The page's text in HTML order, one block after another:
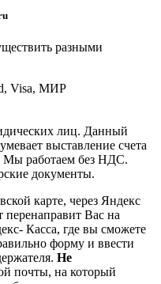
разными
Visa, МИР
лиц. Данный
выставление счета
Мы работаем без НДС.
документы.
карте, через Яндекс
перенаправит Вас на
Касса, где вы сможете
форму и ввести
Не
почты, на который